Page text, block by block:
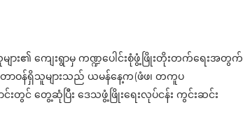
ျား၏ ကျေးရွာမှ ကဏ္ဍပေါင်းစုံဖွံ့ဖြိုးတိုးတက်ရေးအတွက်
ာတာဝန်ရှိသူများသည် ယမန်နေ့က(ဖံဖ၊ တကူပ
းတွင် တွေ့ဆုံပြီး ဒေသဖွံ့ဖြိုးရေးလုပ်ငန်း ကွင်းဆင်း